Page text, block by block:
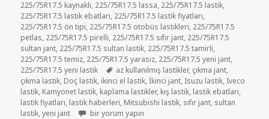
225/75R17.5 kaynaklı, 225/75R17.5 lassa, 225/75R17.5 lastik,
225/75R17.5 lastik ebatları, 225/75R17.5 lastik fiyatları,
225/75R17.5 ön tipi, 225/75R17.5 otobüs lastikleri, 225/75R17.5
petlas, 225/75R17.5 pirelli, 225/75R17.5 sıfır jant, 225/75R17.5
sultan jant, 225/75R17.5 sultan lastik, 225/75R17.5 tamirli,
225/75R17.5 temiz, 225/75R17.5 yarasız, 225/75R17.5 yeni jant,
225/75R17.5 yeni lastik
Etiketler
az kullanılmış lastikler, çıkma jant,
çıkma lastik, Doç lastik, ikinci el lastik,İkinci jant, Isuzu lastik, Iveco
lastik, Kamyonet lastik, kaplama lastikler, kış lastik, lastik ebatları,
lastik fiyatları, lastik haberleri, Mitsubishi lastik, sıfır jant, sultan
lastik,yeni jant 215/75R17.5 VE 225/75R17.5 DİŞLİ LASTİKLER için
bir yorum yapın